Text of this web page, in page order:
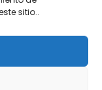
sitio..